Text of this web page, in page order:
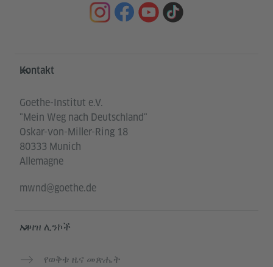
Service- und Informationsbereich
Kontakt
Goethe-Institut e.V.
"Mein Weg nach Deutschland"
Oskar-von-Miller-Ring 18
80333 Munich
Allemagne
mwnd@goethe.de
አገዛዝ ሊንኮች
የወቅቱ ዜና መጽሔት